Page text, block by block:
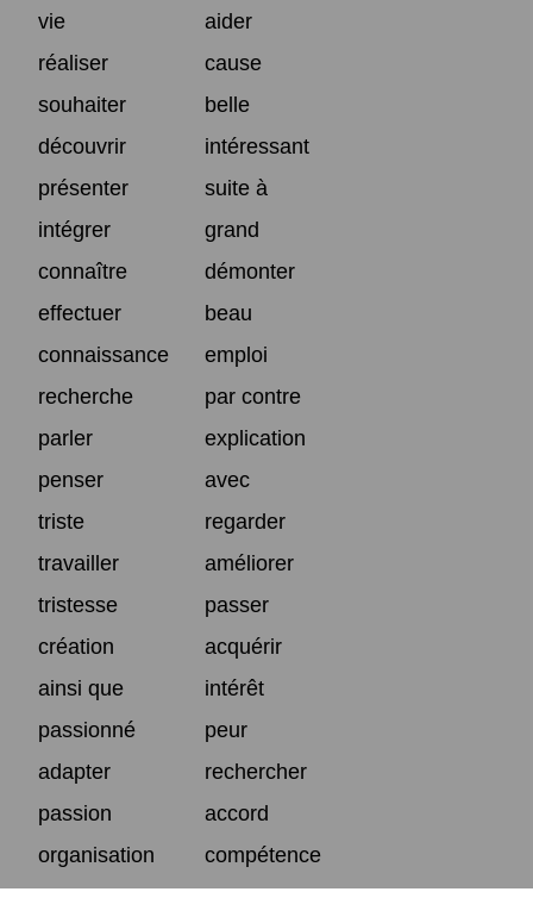
vie
aider
réaliser
cause
souhaiter
belle
découvrir
intéressant
présenter
suite à
intégrer
grand
connaître
démonter
effectuer
beau
connaissance
emploi
recherche
par contre
parler
explication
penser
avec
triste
regarder
travailler
améliorer
tristesse
passer
création
acquérir
ainsi que
intérêt
passionné
peur
adapter
rechercher
passion
accord
organisation
compétence